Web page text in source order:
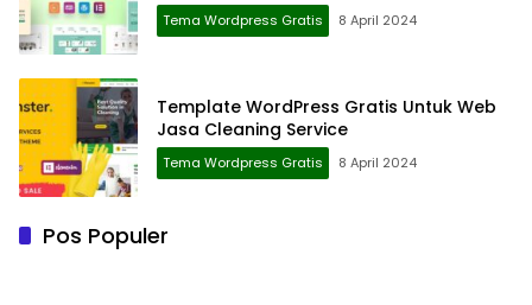
Tema Wordpress Gratis 8 April 2024
Template WordPress Gratis Untuk Web
Jasa Cleaning Service
Tema Wordpress Gratis 8 April 2024
Pos Populer